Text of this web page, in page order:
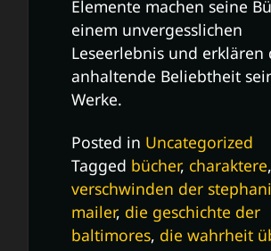
Elemente machen seine
einem unvergesslichen
Leseerlebnis und erklären
anhaltende Beliebtheit
Werke.
Posted in Uncategorized
Tagged bücher, charaktere,
verschwinden der
mailer, die geschichte der
baltimores, die wahrheit